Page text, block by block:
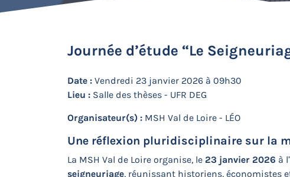
Journée d’étude “Le
Date : Vendredi 23 janvier 2026 à 09h30
Lieu : Salle des thèses - UFR DEG
Organisateur(s) : MSH Val de Loire - LÉO
Une réflexion pluridisciplinaire sur la
La MSH Val de Loire organise, le 23 janvier 2026 à
seigneuriage, réunissant historiens, économistes